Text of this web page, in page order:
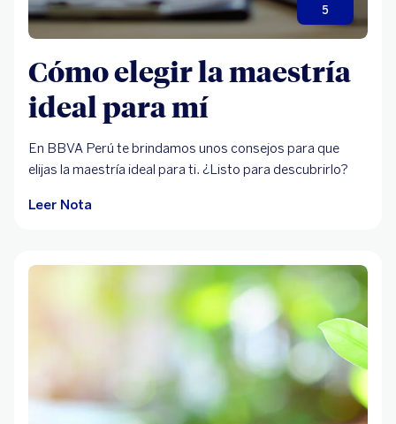
5
Cómo elegir la maestría
ideal para mí
En BBVA Perú te brindamos unos consejos para que
elijas la maestría ideal para ti. ¿Listo para descubrirlo?
Leer Nota